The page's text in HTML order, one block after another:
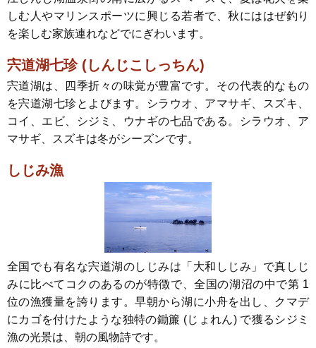
しむ人やマリンスポーツに興じる若者で、秋にははぜ釣り
を楽しむ家族連れなどでにぎわいます。
宍道湖七珍 (しんじこしっちん)
宍道湖は、四季折々の味覚が豊富です。その代表的なもの
を宍道湖七珍とよびます。シラウオ、アマサギ、スズキ、
コイ、エビ、シジミ、ウナギの七品である。シラウオ、ア
マサギ、スズキは冬がシーズンです。
しじみ漁
全国でも有名な宍道湖のしじみは「大和しじみ」で真しじ
みに比べてコクのあるのが特徴で、全国の湖沼の中で第 1
位の漁獲量を誇ります。早朝から湖に小舟を出し、クマデ
にカゴを付けたような独特の鋤簾 (じょれん) で獲るシジミ
漁の光景は、朝の風物詩です。